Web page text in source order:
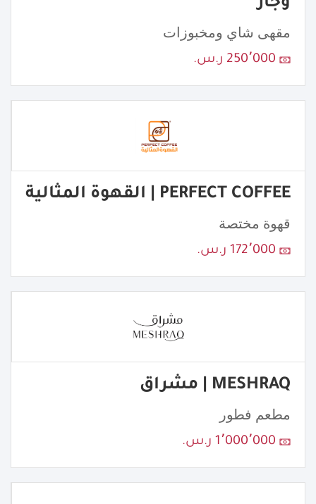
وجَار
مقهى شاي ومخبوزات
250٬000 ر.س.
PERFECT COFFEE | القهوة المثالية
قهوة مختصة
172٬000 ر.س.
MESHRAQ | مشراق
مطعم فطور
1٬000٬000 ر.س.